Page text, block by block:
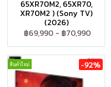
65XR70M2, 65XR70,
XR70M2 ) (Sony TV)
(2026)
฿69,990 - ฿70,990
สินค้าใหม่ -92%